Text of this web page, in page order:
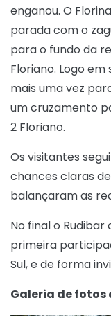
enganou. O
parada com o
para o fundo da
Floriano. Logo
mais uma vez
um cruzamento
2 Floriano.
Os visitantes
chances claras
balançaram as
No final o
primeira
Sul, e de forma
Galeria de